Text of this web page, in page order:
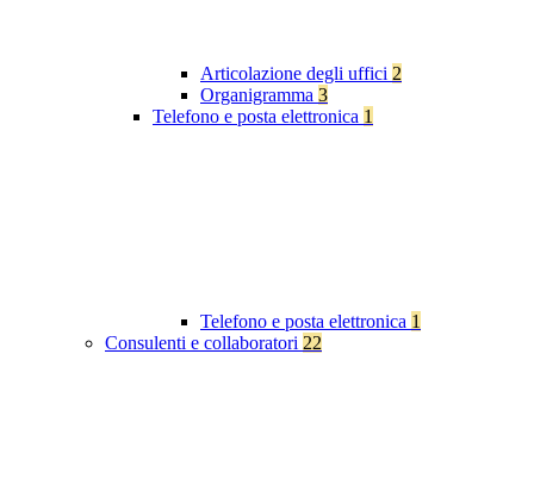
Articolazione degli uffici 2
Organigramma 3
Telefono e posta elettronica 1
Telefono e posta elettronica 1
Consulenti e collaboratori 22